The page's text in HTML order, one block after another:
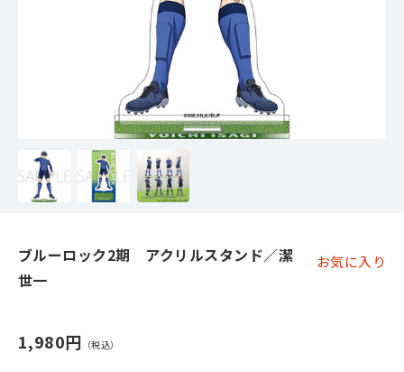
ブルーロック2期 アクリルスタンド／潔
世一
お気に入り
1,980円